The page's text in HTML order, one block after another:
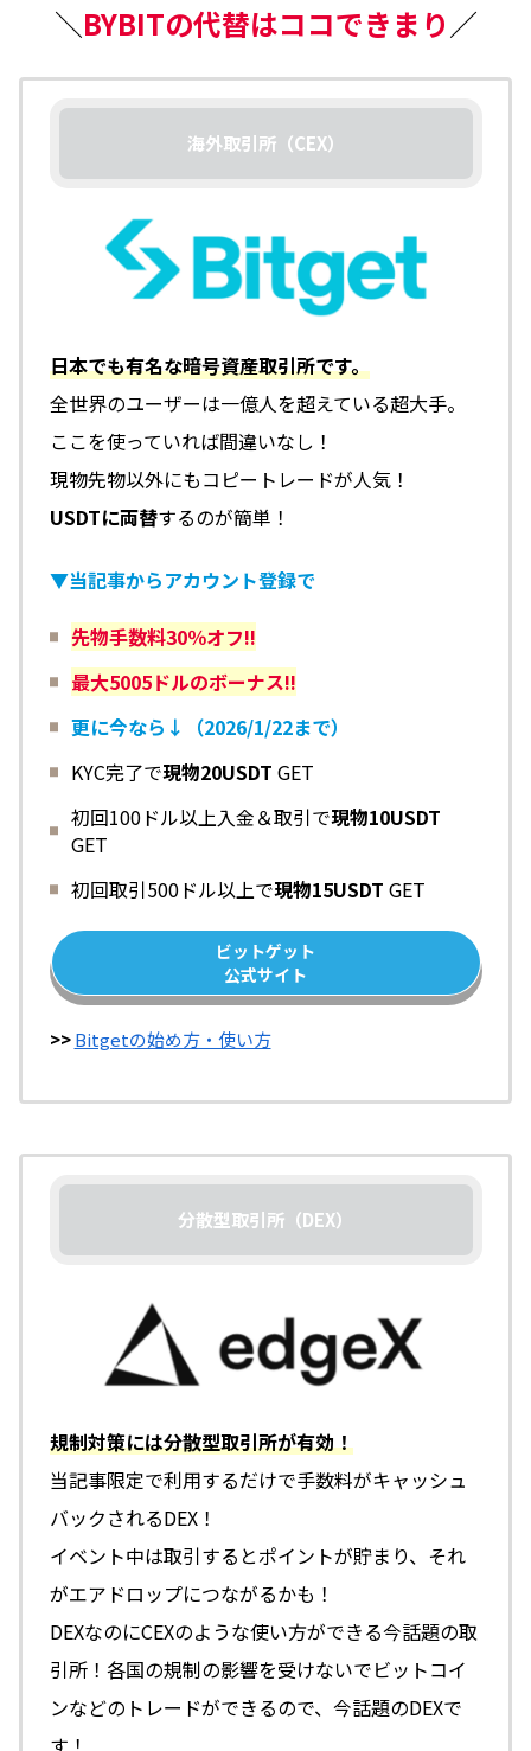
＼BYBITの代替はココできまり ／
海外取引所（CEX）
日本でも有名な暗号資産取引所です。
全世界のユーザーは一億人を超えている超大手。
ここを使っていれば間違いなし！
現物先物以外にもコピートレードが人気！
USDTに両替するのが簡単！
▼当記事からアカウント登録で
先物手数料30％オフ!!
最大5005ドルのボーナス!!
更に今なら↓（2026/1/22まで）
KYC完了で現物20USDTGET
初回100ドル以上入金＆取引で現物10USDT
GET
初回取引500ドル以上で現物15USDT GET
ビットゲット
公式サイト
>> Bitgetの始め方・使い方
分散型取引所（DEX）
規制対策には分散型取引所が有効！
当記事限定で利用するだけで手数料がキャッシュ
バックされるDEX！
イベント中は取引するとポイントが貯まり、それ
がエアドロップにつながるかも！
DEXなのにCEXのような使い方ができる今話題の取
引所！各国の規制の影響を受けないでビットコイ
ンなどのトレードができるので、今話題のDEXで
す！